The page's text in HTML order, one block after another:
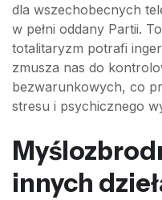
dla wszechobecnych
w pełni oddany Partii.
totalitaryzm potrafi
zmusza nas do
bezwarunkowych, co
stresu i psychicznego
innych